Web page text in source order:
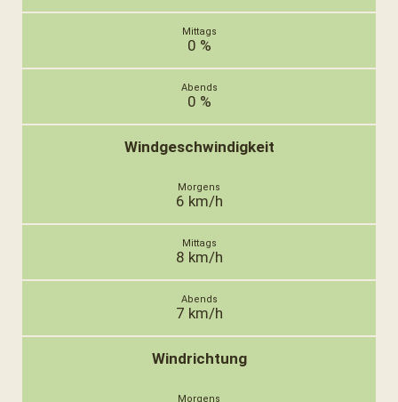
0 %
0 %
Windgeschwindigkeit
6 km/h
8 km/h
7 km/h
Windrichtung